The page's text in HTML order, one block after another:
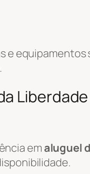
e equipamentos
Liberdade
em aluguel